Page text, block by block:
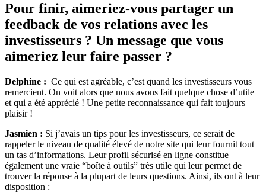
Pour finir, aimeriez-vous partager un
feedback de vos relations avec les
investisseurs ? Un message que vous
aimeriez leur faire passer ?
Delphine : Ce qui est agréable, c’est quand les investisseurs vous
remercient. On voit alors que nous avons fait quelque chose d’utile
et qui a été apprécié ! Une petite reconnaissance qui fait toujours
plaisir !
Jasmien : Si j’avais un tips pour les investisseurs, ce serait de
rappeler le niveau de qualité élevé de notre site qui leur fournit tout
un tas d’informations. Leur profil sécurisé en ligne constitue
également une vraie “boîte à outils” très utile qui leur permet de
trouver la réponse à la plupart de leurs questions. Ainsi, ils ont à leur
disposition :